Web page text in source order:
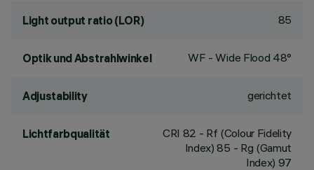
Light output ratio (LOR) 85
Optik und Abstrahlwinkel WF - Wide Flood 48°
Adjustability gerichtet
Lichtfarbqualität CRI 82 - Rf (Colour Fidelity
Index) 85 - Rg (Gamut
Index) 97